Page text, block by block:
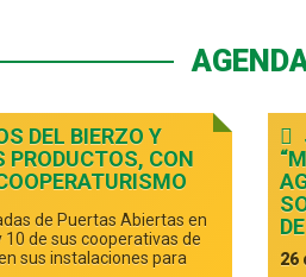
DEL BIERZO Y
PRODUCTOS, CON
de Puertas Abiertas en
10 de sus cooperativas de
sus instalaciones para
26